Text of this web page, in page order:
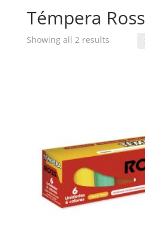
Témpera Ross
Showing all 2 results